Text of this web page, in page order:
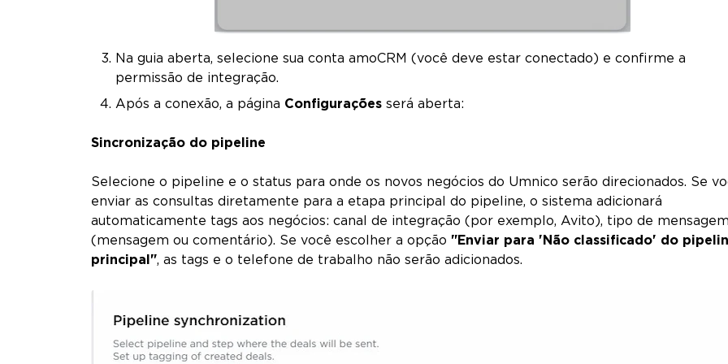
Na guia aberta, selecione sua conta amoCRM (você deve estar conectado) e confirme a
permissão de integração.
Após a conexão, a página Configurações será aberta:
Sincronização do pipeline
Selecione o pipeline e o status para onde os novos negócios do Umnico serão direcionados. Se
enviar as consultas diretamente para a etapa principal do pipeline, o sistema adicionará
automaticamente tags aos negócios: canal de integração (por exemplo, Avito), tipo de mensagem
(mensagem ou comentário). Se você escolher a opção "Enviar para 'Não classificado' do
principal", as tags e o telefone de trabalho não serão adicionados.